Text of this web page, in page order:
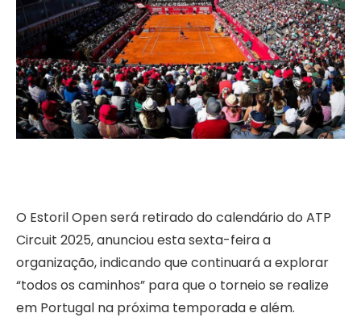
O Estoril Open será retirado do calendário do ATP
Circuit 2025, anunciou esta sexta-feira a
organização, indicando que continuará a explorar
“todos os caminhos” para que o torneio se realize
em Portugal na próxima temporada e além.